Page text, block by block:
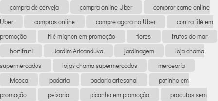
compra de cerveja
compra online Uber
comprar carne online
Uber
compras online compre agora no Uber
contra filé em
promoção
filé mignon em promoção flores
frutos do mar
hortifruti
Jardim Aricanduva jardinagem
loja chama
supermercados
lojas chama supermercados
mercearia
Mooca
padaria padaria artesanal
patinho em
promoção
peixaria picanha em promoção
produtos sem